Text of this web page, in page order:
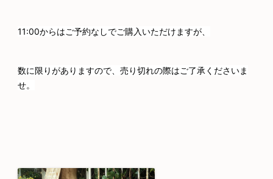
11:00からはご予約なしでご購入いただけますが、
数に限りがありますので、売り切れの際はご了承くださいま
せ。